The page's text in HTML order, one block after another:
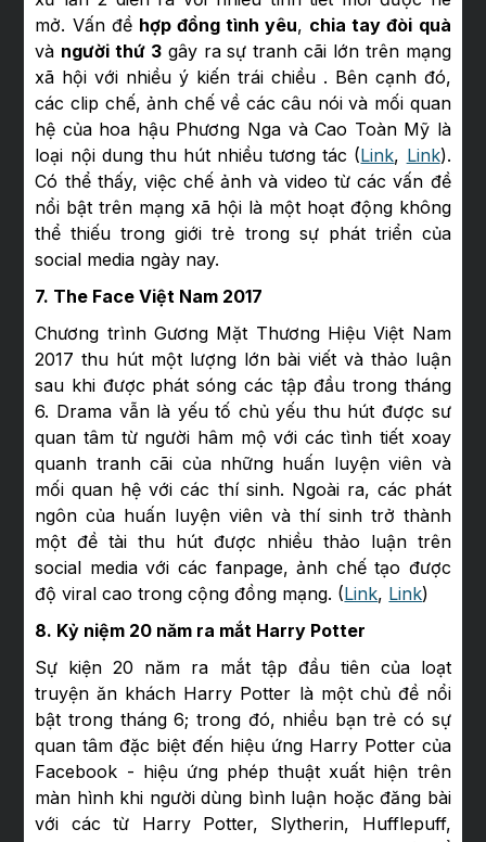
mở. Vấn đề hợp đồng tình yêu, chia tay đòi quà
và người thứ 3gây ra sự tranh cãi lớn trên mạng
xã hội với nhiều ý kiến trái chiều . Bên cạnh đó,
các clip chế, ảnh chế về các câu nói và mối quan
hệ của hoa hậu Phương Nga và Cao Toàn Mỹ là
loại nội dung thu hút nhiều tương tác (Link, Link).
Có thể thấy, việc chế ảnh và video từ các vấn đề
nổi bật trên mạng xã hội là một hoạt động không
thể thiếu trong giới trẻ trong sự phát triển của
social media ngày nay.
7. The Face Việt Nam 2017
Chương trình Gương Mặt Thương Hiệu Việt Nam
2017 thu hút một lượng lớn bài viết và thảo luận
sau khi được phát sóng các tập đầu trong tháng
6. Drama vẫn là yếu tố chủ yếu thu hút được sư
quan tâm từ người hâm mộ với các tình tiết xoay
quanh tranh cãi của những huấn luyện viên và
mối quan hệ với các thí sinh. Ngoài ra, các phát
ngôn của huấn luyện viên và thí sinh trở thành
một đề tài thu hút được nhiều thảo luận trên
social media với các fanpage, ảnh chế tạo được
độ viral cao trong cộng đồng mạng. (Link, Link)
8. Kỷ niệm 20 năm ra mắt Harry Potter
Sự kiện 20 năm ra mắt tập đầu tiên của loạt
truyện ăn khách Harry Potter là một chủ đề nổi
bật trong tháng 6; trong đó, nhiều bạn trẻ có sự
quan tâm đặc biệt đến hiệu ứng Harry Potter của
Facebook - hiệu ứng phép thuật xuất hiện trên
màn hình khi người dùng bình luận hoặc đăng bài
với các từ Harry Potter, Slytherin, Hufflepuff,